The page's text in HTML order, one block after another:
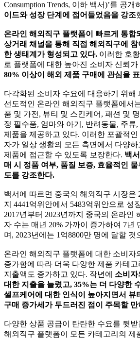
Consumption Trends, 이하 백서)’를 공개
이드와 성장 단계에 접어들었음을 강조
온라인 해외직구 플랫폼이 빠르게 통합
상거래 채널을 통해 직접 해외직구에
한 생태계가 형성되고 있다. 이러한 호
로 플랫폼에 대한 높아진 소비자 신뢰가
80% 이상이 해외 제품 구매에 관심을
다각화된 소비자 수요에 대응하기 위해
선도적인 온라인 해외직구 플랫폼에서
품 및 가전, 뷰티 및 스킨케어, 패션 및
정 필수품, 엄마와 아기, 반려동물, 주류
제품을 제공하고 있다. 이러한 포괄적인
자가 일상 생활의 모든 측면에서 다양
제품에 접근할 수 있도록 보장한다. 백
매 시 정품 여부, 품질 보증, 효율적인
도를 강조한다.
백서에 따르면 중국의 해외직구 시장은
지 4441억위안에서 5483억위안으로 성
2017년부터 2023년까지 중국의 온라인
자 수는 매년 20% 가까이 증가하여 7년
며, 2023년에는 1억8800만 명에 달할 것
온라인 해외직구 플랫폼에 대한 소비자
증가함에 따라 더욱 다양한 제품 카테
지출액도 증가하고 있다. 작년에 소비자
대한 지출을 늘렸고, 35%는 더 다양한
셀프케어에 대한 인식이 높아지면서 뷰
구매 증가세가 두드러진 점이 주목할 만
다양한 상품 공급이 탄탄한 수요를 뒷
해외직구 플랫폼이 모든 카테고리의 제